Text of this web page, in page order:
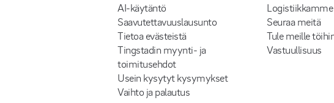
AI-käytäntö
Saavutettavuuslausunto
Tietoa evästeistä
Tingstadin myynti- ja
toimitusehdot
Usein kysytyt kysymykset
Vaihto ja palautus
Logistiikkamme
Seuraa meitä
Tule meille
Vastuullisuus